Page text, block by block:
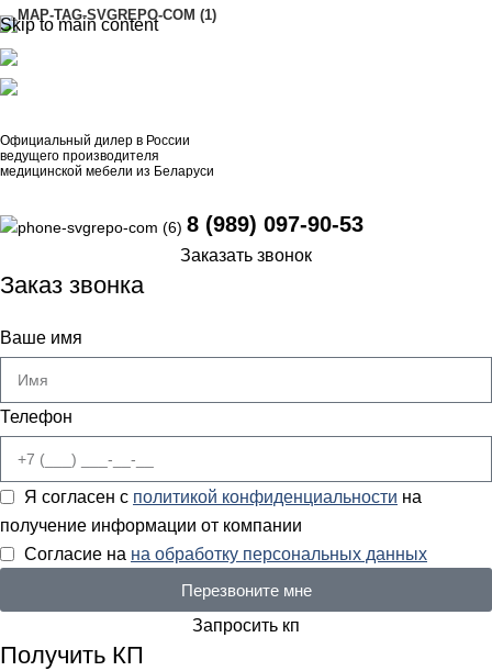
Skip to main content
Официальный дилер в России
ведущего производителя
медицинской мебели из Беларуси
8 (989) 097-90-53
Заказать звонок
Заказ звонка
Ваше имя
Телефон
Я согласен с политикой конфиденциальности на
получение информации от компании
Согласие на на обработку персональных данных
Перезвоните мне
Запросить кп
Получить КП